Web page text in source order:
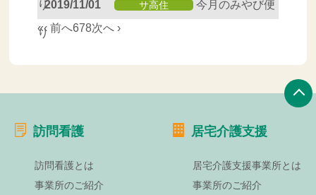
り2019/11/01 サ高住 今月のみやび便
り
«‹ 前へ678次へ ›
訪問看護
訪問看護とは
事業所のご紹介
居宅介護支援
居宅介護支援事業所とは
事業所のご紹介